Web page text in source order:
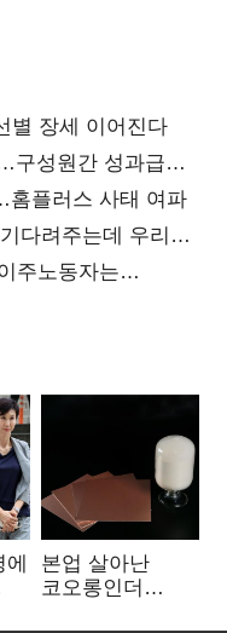
별 장세 이어진다
구성원간 성과급
홈플러스 사태 여파
다려주는데 우리는
스닥 구하기
주노동자는
에
본업 살아난
코오롱인더